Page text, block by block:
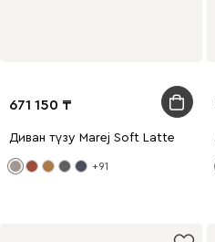
671 150
Диван түзу Marej Soft Latte
+91